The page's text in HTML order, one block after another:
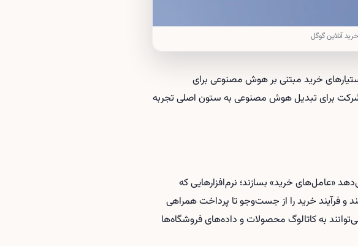
آنلاین گوگل
خرید مبتنی بر هوش مصنوعی برای
برای تبدیل هوش مصنوعی به ستون اصلی تجربه
«عامل‌های خرید» بسازند؛ نرم‌افزارهایی که
و فرآیند خرید را از جست‌وجو تا پرداخت همراهی
به کاتالوگ محصولات و داده‌های فروشگاه‌ها